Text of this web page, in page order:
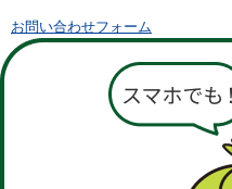
お問い合わせフォーム